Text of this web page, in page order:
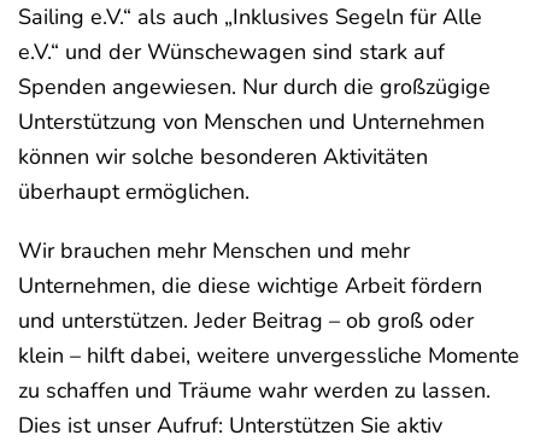
Sailing e.V.“ als auch „Inklusives Segeln für Alle
e.V.“ und der Wünschewagen sind stark auf
Spenden angewiesen. Nur durch die großzügige
Unterstützung von Menschen und Unternehmen
können wir solche besonderen Aktivitäten
überhaupt ermöglichen.
Wir brauchen mehr Menschen und mehr
Unternehmen, die diese wichtige Arbeit fördern
und unterstützen. Jeder Beitrag – ob groß oder
klein – hilft dabei, weitere unvergessliche Momente
zu schaffen und Träume wahr werden zu lassen.
Dies ist unser Aufruf: Unterstützen Sie aktiv